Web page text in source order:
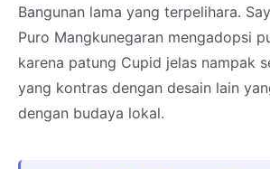
Bangunan lama yang terpelihara.
Puro Mangkunegaran mengadopsi
karena patung Cupid jelas nampak
yang kontras dengan desain lain
dengan budaya lokal.